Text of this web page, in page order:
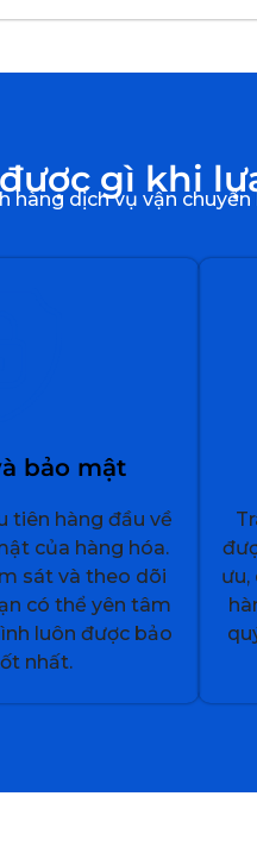
gì khi
dịch vụ vận
bảo mật
tiên hàng đầu về
của hàng hóa.
sát và theo dõi
có thể yên tâm
luôn được bảo
nhất.
ưu,